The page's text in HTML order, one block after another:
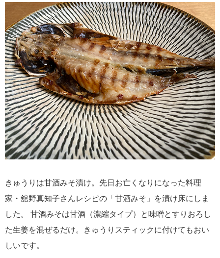
きゅうりは甘酒みそ漬け。先日お亡くなりになった料理
家・舘野真知子さんレシピの「甘酒みそ」を漬け床にしま
した。 甘酒みそは甘酒（濃縮タイプ）と味噌とすりおろし
た生姜を混ぜるだけ。きゅうりスティックに付けてもおい
しいです。